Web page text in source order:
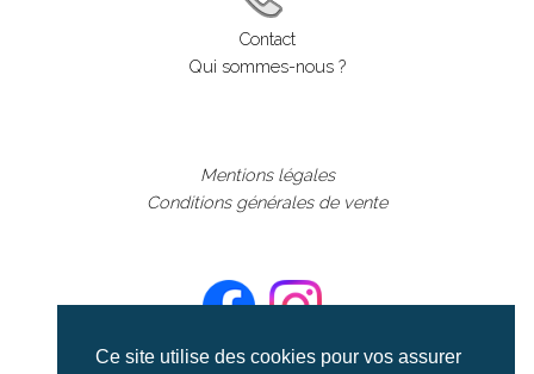
Ce site utilise des cookies pour vos assurer
Contact
Qui sommes-nous ?
Mentions légales
Conditions générales de vente